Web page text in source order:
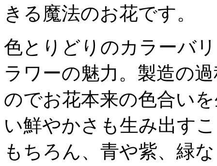
きる魔法のお花です。
色とりどりのカラーバ
ラワーの魅力。製造の
のでお花本来の色合い
い鮮やかさも生み出す
もちろん、青や紫、緑